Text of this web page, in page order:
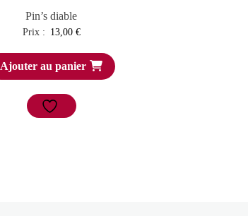
Pin’s diable
Prix : 13,00 €
Ajouter au panier